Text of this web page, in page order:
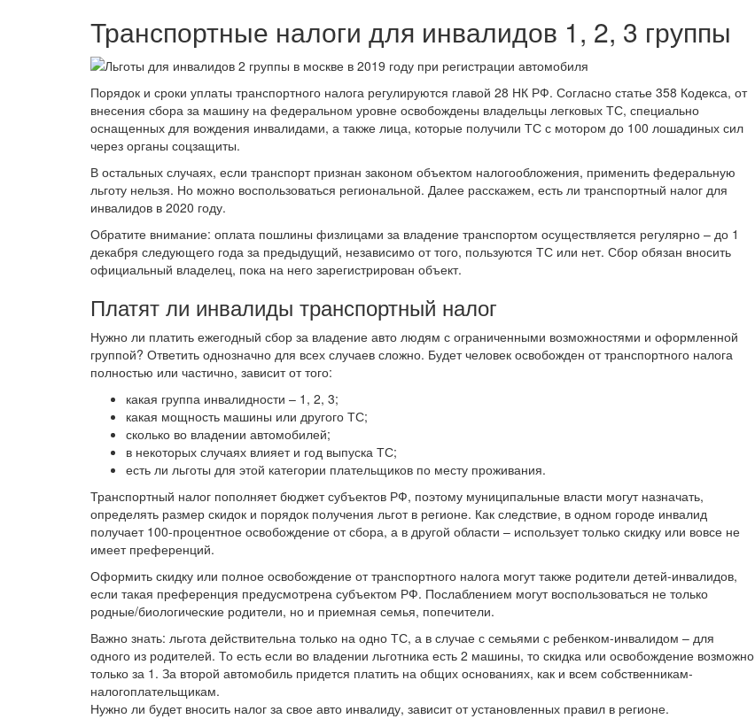
Транспортные налоги для инвалидов 1, 2, 3 группы
Порядок и сроки уплаты транспортного налога регулируются главой 28 НК РФ. Согласно статье 358 Кодекса, от
внесения сбора за машину на федеральном уровне освобождены владельцы легковых ТС, специально
оснащенных для вождения инвалидами, а также лица, которые получили ТС с мотором до 100 лошадиных сил
через органы соцзащиты.
В остальных случаях, если транспорт признан законом объектом налогообложения, применить федеральную
льготу нельзя. Но можно воспользоваться региональной. Далее расскажем, есть ли транспортный налог для
инвалидов в 2020 году.
Обратите внимание: оплата пошлины физлицами за владение транспортом осуществляется регулярно – до 1
декабря следующего года за предыдущий, независимо от того, пользуются ТС или нет. Сбор обязан вносить
официальный владелец, пока на него зарегистрирован объект.
Платят ли инвалиды транспортный налог
Нужно ли платить ежегодный сбор за владение авто людям с ограниченными возможностями и оформленной
группой? Ответить однозначно для всех случаев сложно. Будет человек освобожден от транспортного налога
полностью или частично, зависит от того:
какая группа инвалидности – 1, 2, 3;
какая мощность машины или другого ТС;
сколько во владении автомобилей;
в некоторых случаях влияет и год выпуска ТС;
есть ли льготы для этой категории плательщиков по месту проживания.
Транспортный налог пополняет бюджет субъектов РФ, поэтому муниципальные власти могут назначать,
определять размер скидок и порядок получения льгот в регионе. Как следствие, в одном городе инвалид
получает 100-процентное освобождение от сбора, а в другой области – использует только скидку или вовсе не
имеет преференций.
Оформить скидку или полное освобождение от транспортного налога могут также родители детей-инвалидов,
если такая преференция предусмотрена субъектом РФ. Послаблением могут воспользоваться не только
родные/биологические родители, но и приемная семья, попечители.
Важно знать: льгота действительна только на одно ТС, а в случае с семьями с ребенком-инвалидом – для
одного из родителей. То есть если во владении льготника есть 2 машины, то скидка или освобождение возможно
только за 1. За второй автомобиль придется платить на общих основаниях, как и всем собственникам-
налогоплательщикам.
Нужно ли будет вносить налог за свое авто инвалиду, зависит от установленных правил в регионе.